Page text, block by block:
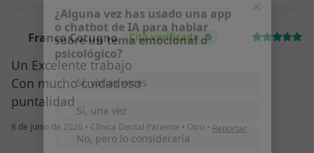
Franco Cotugno Cita verificada
Un Excelente trabajo
Con mucho cuidadoso
puntalidad
8 de junio de 2026 • Clínica Dental Pariente • Otro • en opinión del usuario
Reportar
¿Alguna vez has usado una app
o chatbot de IA para hablar
sobre un tema emocional o
psicológico?
Sí, varias veces
Sí, una vez
No, pero lo consideraría